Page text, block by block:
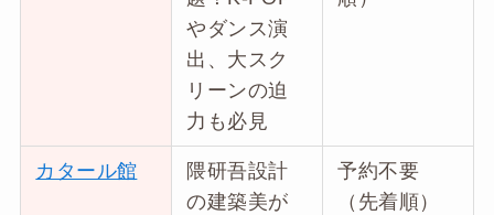
やダンス演
出、大スク
リーンの迫
力も必見
カタール館
隈研吾設計
の建築美が
予約不要
（先着順）